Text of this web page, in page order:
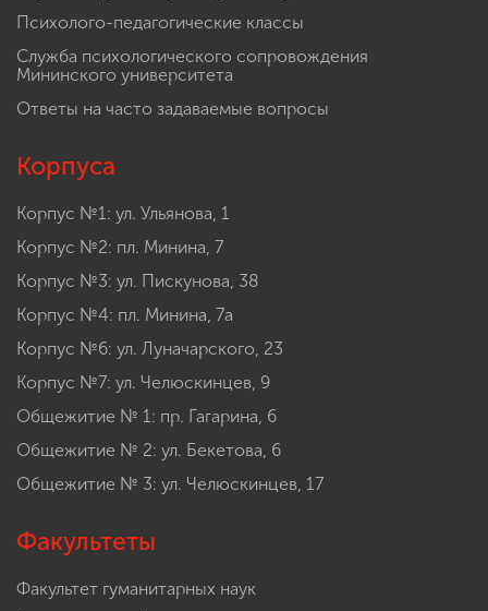
Психолого-педагогические классы
Служба психологического сопровождения
Мининского университета
Ответы на часто задаваемые вопросы
Корпуса
Корпус №1: ул. Ульянова, 1
Корпус №2: пл. Минина, 7
Корпус №3: ул. Пискунова, 38
Корпус №4: пл. Минина, 7а
Корпус №6: ул. Луначарского, 23
Корпус №7: ул. Челюскинцев, 9
Общежитие № 1: пр. Гагарина, 6
Общежитие № 2: ул. Бекетова, 6
Общежитие № 3: ул. Челюскинцев, 17
Факультеты
Факультет гуманитарных наук